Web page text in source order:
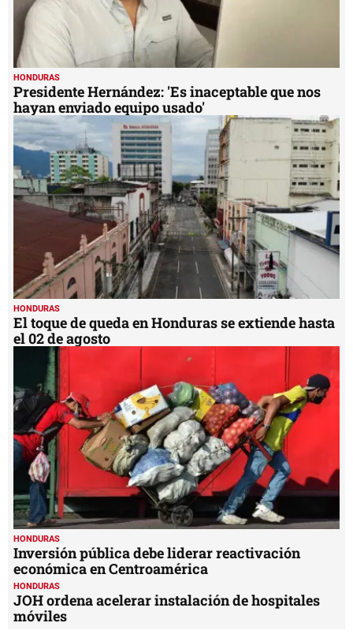
HONDURAS
Presidente Hernández: 'Es inaceptable que nos
hayan enviado equipo usado'
HONDURAS
El toque de queda en Honduras se extiende hasta
el 02 de agosto
HONDURAS
Inversión pública debe liderar reactivación
económica en Centroamérica
HONDURAS
JOH ordena acelerar instalación de hospitales
móviles